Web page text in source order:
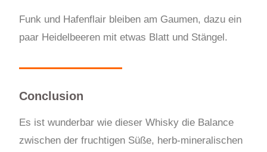
Funk und Hafenflair bleiben am Gaumen, dazu ein
paar Heidelbeeren mit etwas Blatt und Stängel.
Conclusion
Es ist wunderbar wie dieser Whisky die Balance
zwischen der fruchtigen Süße, herb-mineralischen